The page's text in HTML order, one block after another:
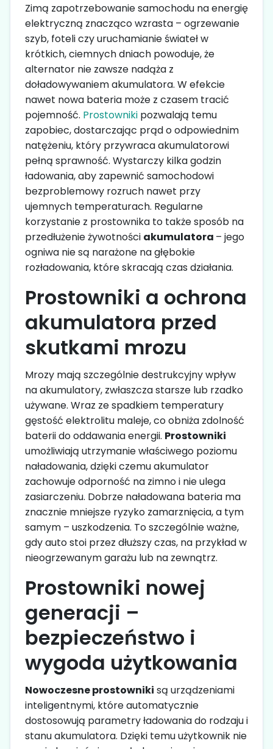
Zimą zapotrzebowanie samochodu na energię
elektryczną znacząco wzrasta – ogrzewanie
szyb, foteli czy uruchamianie świateł w
krótkich, ciemnych dniach powoduje, że
alternator nie zawsze nadąża z
doładowywaniem akumulatora. W efekcie
nawet nowa bateria może z czasem tracić
pojemność. Prostowniki pozwalają temu
zapobiec, dostarczając prąd o odpowiednim
natężeniu, który przywraca akumulatorowi
pełną sprawność. Wystarczy kilka godzin
ładowania, aby zapewnić samochodowi
bezproblemowy rozruch nawet przy
ujemnych temperaturach. Regularne
korzystanie z prostownika to także sposób na
przedłużenie żywotności akumulatora – jego
ogniwa nie są narażone na głębokie
rozładowania, które skracają czas działania.
Prostowniki a ochrona
akumulatora przed
skutkami mrozu
Mrozy mają szczególnie destrukcyjny wpływ
na akumulatory, zwłaszcza starsze lub rzadko
używane. Wraz ze spadkiem temperatury
gęstość elektrolitu maleje, co obniża zdolność
baterii do oddawania energii. Prostowniki
umożliwiają utrzymanie właściwego poziomu
naładowania, dzięki czemu akumulator
zachowuje odporność na zimno i nie ulega
zasiarczeniu. Dobrze naładowana bateria ma
znacznie mniejsze ryzyko zamarznięcia, a tym
samym – uszkodzenia. To szczególnie ważne,
gdy auto stoi przez dłuższy czas, na przykład w
nieogrzewanym garażu lub na zewnątrz.
Prostowniki nowej
generacji –
bezpieczeństwo i
wygoda użytkowania
Nowoczesne prostowniki są urządzeniami
inteligentnymi, które automatycznie
dostosowują parametry ładowania do rodzaju i
stanu akumulatora. Dzięki temu użytkownik nie